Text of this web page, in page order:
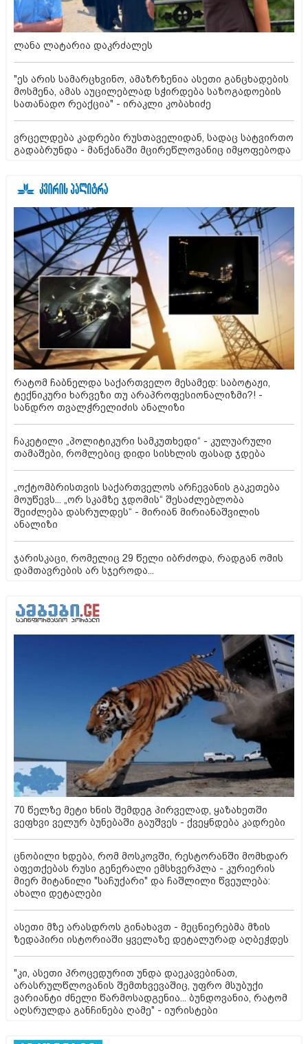
ლანა ლატარია დაკრძალეს
"ეს არის სამარცხვინო, ამაზრზენია ასეთი განცხადების
მოსმენა, ამას აუცილებლად სჭირდება საზოგადოების
სათანადო რეაქცია" - ირაკლი კობახიძე
ვრცელდება კადრები რუსთაველიდან, სადაც სატვირთო
გადაბრუნდა - მანქანაში მცირეწლოვანიც იმყოფებოდა
რატომ ჩაბნელდა საქართველო მესამედ: საბოტაჟი,
ტექნიკური ხარვეზი თუ არაპროფესიონალიზმი?! -
სანდრო თვალჭრელიძის ანალიზი
ჩაკეტილი „პოლიტიკური სამკუთხედი“ - კულუარული
თამაშები, რომლებიც დიდი სისხლის ფასად ჯდება
„ოქტომბრისთვის საქართველოს არჩევანის გაკეთება
მოუწევს... „ორ სკამზე ჯდომის“ შესაძლებლობა
შეიძლება დასრულდეს“ - მირიან მირიანაშვილის
ანალიზი
ჯარისკაცი, რომელიც 29 წელი იბრძოდა, რადგან ომის
დამთავრების არ სჯეროდა...
70 წელზე მეტი ხნის შემდეგ პირველად, ყაზახეთში
ვეფხვი ველურ ბუნებაში გაუშვეს - ქვეყნდება კადრები
ცნობილი ხდება, რომ მოსკოვში, რესტორანში მომხდარ
აფეთქებას რუსი გენერალი ემსხვერპლა - კურიერის
მიერ მიტანილი "საჩუქარი" და ჩაშლილი წვეულება:
ახალი დეტალები
ასეთი მზე არასდროს გინახავთ - მეცნიერებმა მზის
ზედაპირი ისტორიაში ყველაზე დეტალურად აღბეჭდეს
"კი, ასეთი პროცედურით უნდა დაეკავებინათ,
არასრულწლოვანის შემთხვევაშიც, უფრო მსუბუქი
ვარიანტი ძნელი წარმოსადგენია... ბუნდოვანია, რატომ
აღსრულდა განჩინება ღამე" - იურისტები